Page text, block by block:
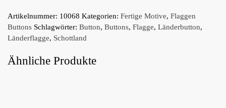
Artikelnummer: 10068 Kategorien: Fertige Motive, Flaggen
Buttons Schlagwörter: Button, Buttons, Flagge, Länderbutton,
Länderflagge, Schottland
Ähnliche Produkte